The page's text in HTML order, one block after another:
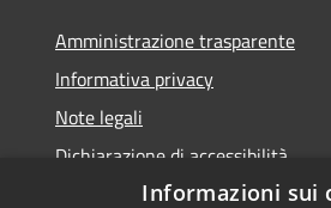
Amministrazione trasparente
Informativa privacy
Note legali
Dichiarazione di accessibilità
Informazioni sui